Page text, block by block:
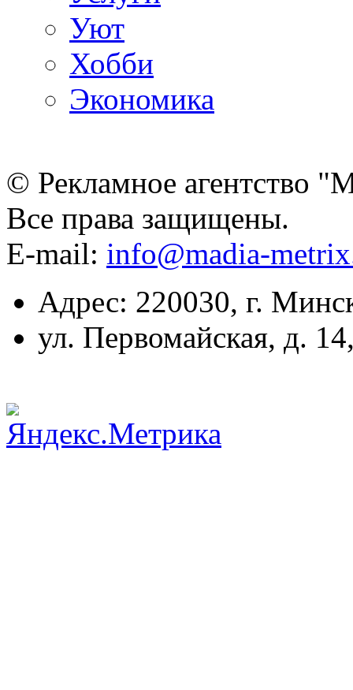
Уют
Хобби
Экономика
© Рекламное агентство
Все права защищены.
E-mail: info@madia-
Адрес: 220030, г.
ул. Первомайская, д.